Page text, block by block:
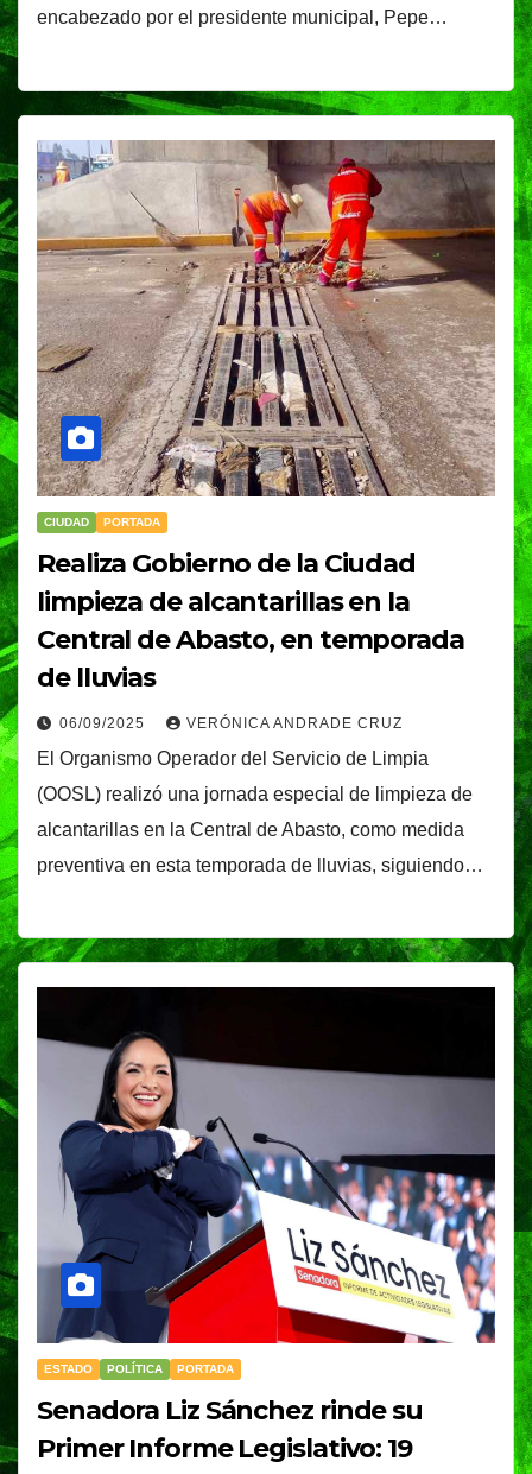
encabezado por el presidente municipal, Pepe…
CIUDAD PORTADA
Realiza Gobierno de la Ciudad
limpieza de alcantarillas en la
Central de Abasto, en temporada
de lluvias
06/09/2025 VERÓNICA ANDRADE CRUZ
El Organismo Operador del Servicio de Limpia
(OOSL) realizó una jornada especial de limpieza de
alcantarillas en la Central de Abasto, como medida
preventiva en esta temporada de lluvias, siguiendo…
ESTADO POLÍTICA PORTADA
Senadora Liz Sánchez rinde su
Primer Informe Legislativo: 19